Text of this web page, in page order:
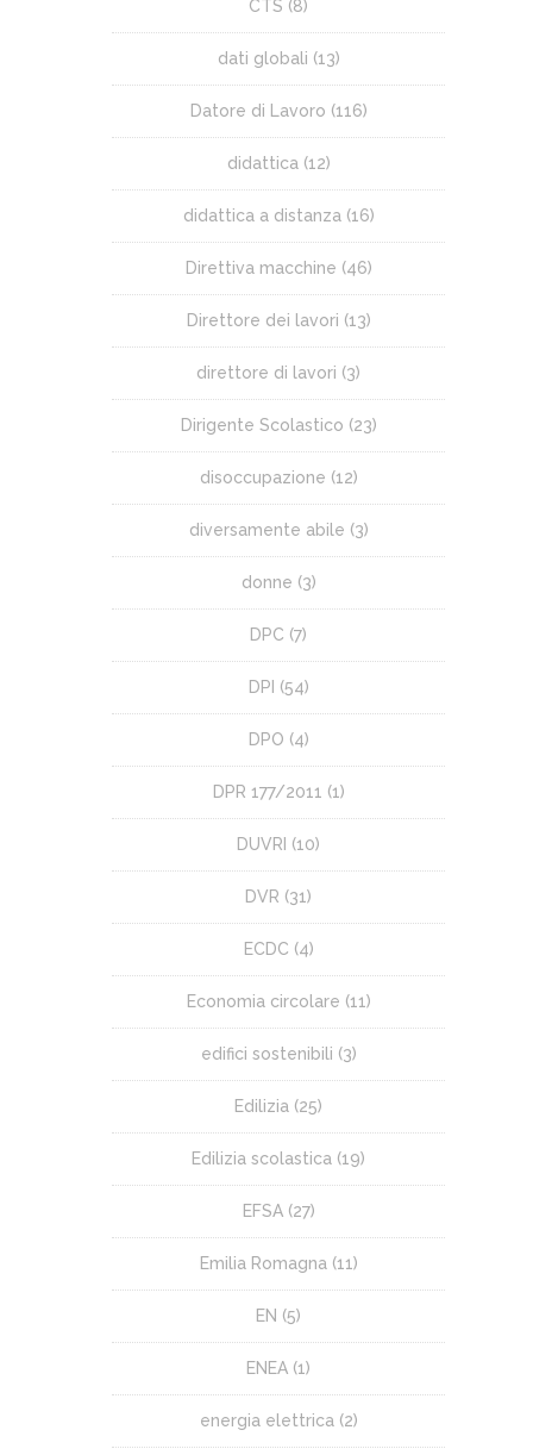
CTS (8)
dati globali (13)
Datore di Lavoro (116)
didattica(12)
didattica a distanza(16)
Direttiva macchine (46)
Direttore dei lavori (13)
direttore di lavori (3)
Dirigente Scolastico (23)
disoccupazione (12)
diversamente abile (3)
donne (3)
DPC (7)
DPI (54)
DPO (4)
DPR 177/2011 (1)
DUVRI (10)
DVR (31)
ECDC (4)
Economia circolare (11)
edifici sostenibili (3)
Edilizia (25)
Edilizia scolastica (19)
EFSA(27)
Emilia Romagna(11)
EN (5)
ENEA (1)
energia elettrica(2)